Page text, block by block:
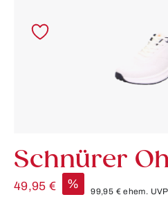
Schnürer
49,95 € %
99,95 €ehem.